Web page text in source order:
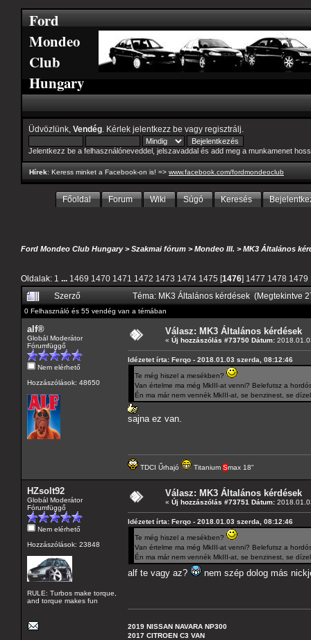
Ford
Mondeo
Club
Hungary
Üdvözlünk, Vendég . Kérlek jelentkezz be vagy regisztrálj
Jelentkezz be a felhasználóneveddel, jelszavaddal és add meg a munkamenet
Hírek: Keress minket a Facebook-on is! => www.facebook.com/fordmondeoclub
Főoldal Forum Wiki Súgó Keresés
Ford Mondeo Club Hungary>Szakmai fórum >Mondeo III. >MK3 Általános
Oldalak: 1 ... 1469 1470 1471 1472 1473 1474 1475 [1476] 1477 1478 1479
Szerző
Téma: MK3 Általános kérdések (Megtekintve
0 Felhasználó és 55 vendég van a témában
alf®
Globál Moderátor
Fórumfüggő
Nem elérhető
Hozzászólások: 48650
Válasz: MK3 Általános kérdések
« Új hozzászólás #73750 Dátum:
Idézetet írta: Ferqo - 2018.01.03 szerda, 08:12:46
Te még hiszel a mesékben?
Van értelme ma még MkIII-at venni? Belefutsz a
Én ma már nem vennék MkIII-at, se benzinest, se
sajna ez van.
TDCI Űrhajó Titanium Smax 18"
HZsolt92
Globál Moderátor
Fórumfüggő
Nem elérhető
Hozzászólások: 23848
RULE: Turbos make torque,
and torque makes fun
Válasz: MK3 Általános kérdések
« Új hozzászólás #73751 Dátum:
Idézetet írta: Ferqo - 2018.01.03 szerda, 08:12:46
Te még hiszel a mesékben?
Van értelme ma még MkIII-at venni? Belefutsz a
Én ma már nem vennék MkIII-at, se benzinest, se
alf te vagy az? nem szép dolog más
2019 NISSAN NAVARA NP300
2017 CITROEN C3 VAN